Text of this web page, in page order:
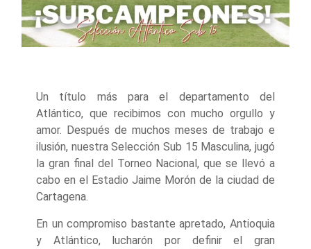
Un título más para el departamento del
Atlántico, que recibimos con mucho orgullo y
amor. Después de muchos meses de trabajo e
ilusión, nuestra Selección Sub 15 Masculina, jugó
la gran final del Torneo Nacional, que se llevó a
cabo en el Estadio Jaime Morón de la ciudad de
Cartagena.
En un compromiso bastante apretado, Antioquia
y Atlántico, lucharón por definir el gran